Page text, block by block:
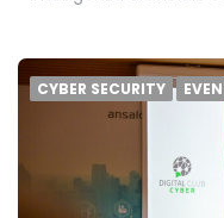
CYBER SECURITY